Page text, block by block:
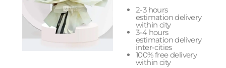
2-3 hours
estimation delivery
within city
3-4 hours
estimation delivery
inter-cities
100% free delivery
within city